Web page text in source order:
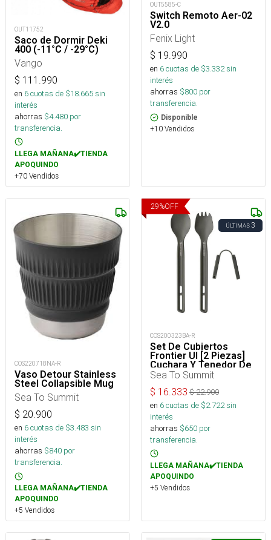
OUT11752
Saco de Dormir Deki
400 (-11°C / -29°C)
Vango
$ 111.990
en 6cuotas de $18.665sin
interés
ahorras $4.480 por
transferencia.
LLEGA MAÑANA✔️TIENDA
APOQUINDO
+70 Vendidos
OUT5585-C
Switch Remoto Aer-02
V2.0
Fenix Light
$ 19.990
en 6cuotas de $3.332sin
interés
ahorras $800 por
transferencia.
Disponible
+10 Vendidos
COS220718NA-R
Vaso Detour Stainless
Steel Collapsible Mug
Sea To Summit
$ 20.900
en 6cuotas de $3.483 sin
interés
ahorras $840 por
transferencia.
LLEGA MAÑANA✔️TIENDA
APOQUINDO
+5 Vendidos
29%OFF
ÚLTIMAS3
COS200323BA-R
Set De Cubiertos
Frontier Ul [2 Piezas]
Cuchara Y Tenedor De
Mango Largo
Sea To Summit
$ 16.333 $22.900
en 6cuotas de $2.722sin
interés
ahorras $650 por
transferencia.
LLEGA MAÑANA✔️TIENDA
APOQUINDO
+5 Vendidos